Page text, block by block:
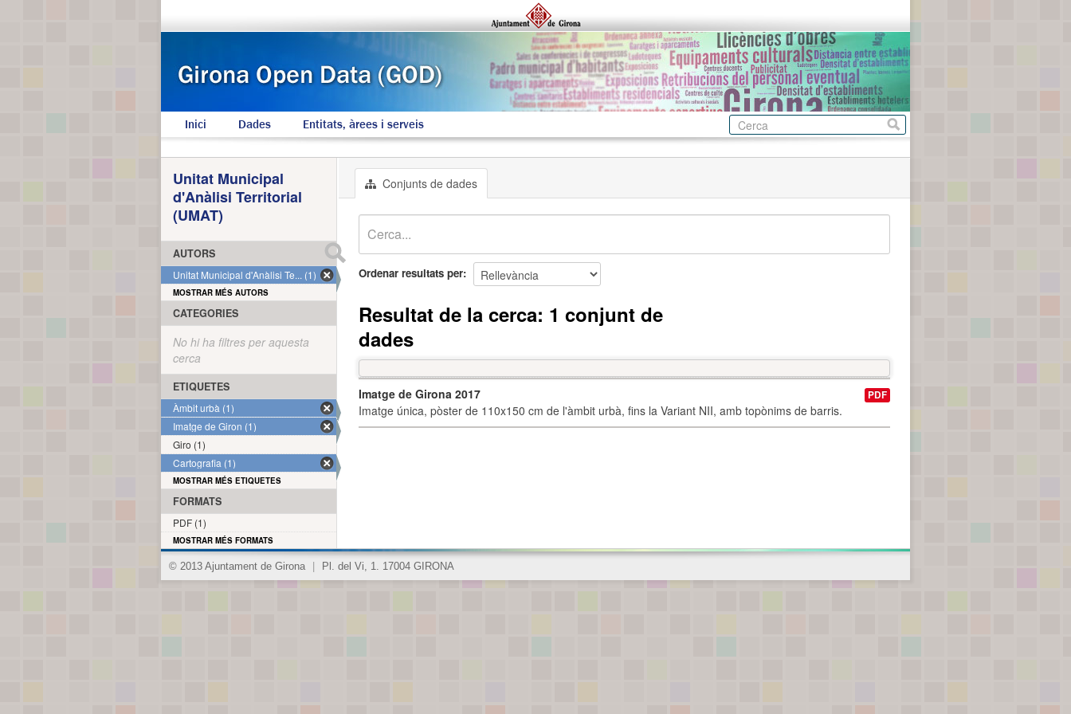
Inici Dades Entitats, àrees i serveis
Conjunts de dades
Ordenar resultats per
Resultat de la cerca: 1 conjunt de
dades
Imatge de Girona 2017
Imatge única, pòster de 110x150 cm de l'àmbit urbà, fins la Variant NII, amb topònims de barris.
PDF
Unitat Municipal
d'Anàlisi Territorial
(UMAT)
AUTORS
Unitat Municipal d'Anàlisi Te... (1)
MOSTRAR MÉS AUTORS
CATEGORIES
No hi ha filtres per aquesta
cerca
ETIQUETES
Àmbit urbà (1)
Imatge de Giron (1)
Giro (1)
Cartografia (1)
MOSTRAR MÉS ETIQUETES
FORMATS
PDF (1)
MOSTRAR MÉS FORMATS
© 2013 Ajuntament de Girona Pl. del Vi, 1. 17004 GIRONA